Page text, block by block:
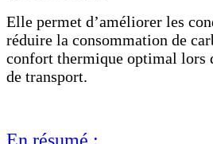
Elle permet d’améliorer les
réduire la consommation de
confort thermique optimal lors
de transport.
En résumé :